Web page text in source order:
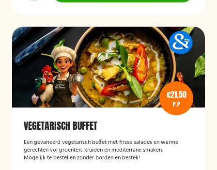
€21,50
P.P
VEGETARISCH BUFFET
Een gevarieerd vegetarisch buffet met frisse salades en warme
gerechten vol groenten, kruiden en mediterrane smaken.
Mogelijk te bestellen zonder borden en bestek!